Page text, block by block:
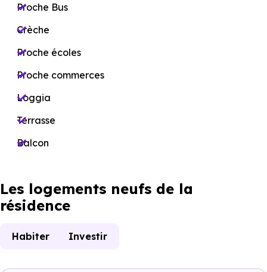
Proche Bus
Crèche
Proche écoles
Proche commerces
Loggia
Terrasse
Balcon
Les logements neufs de la
résidence
Habiter Investir